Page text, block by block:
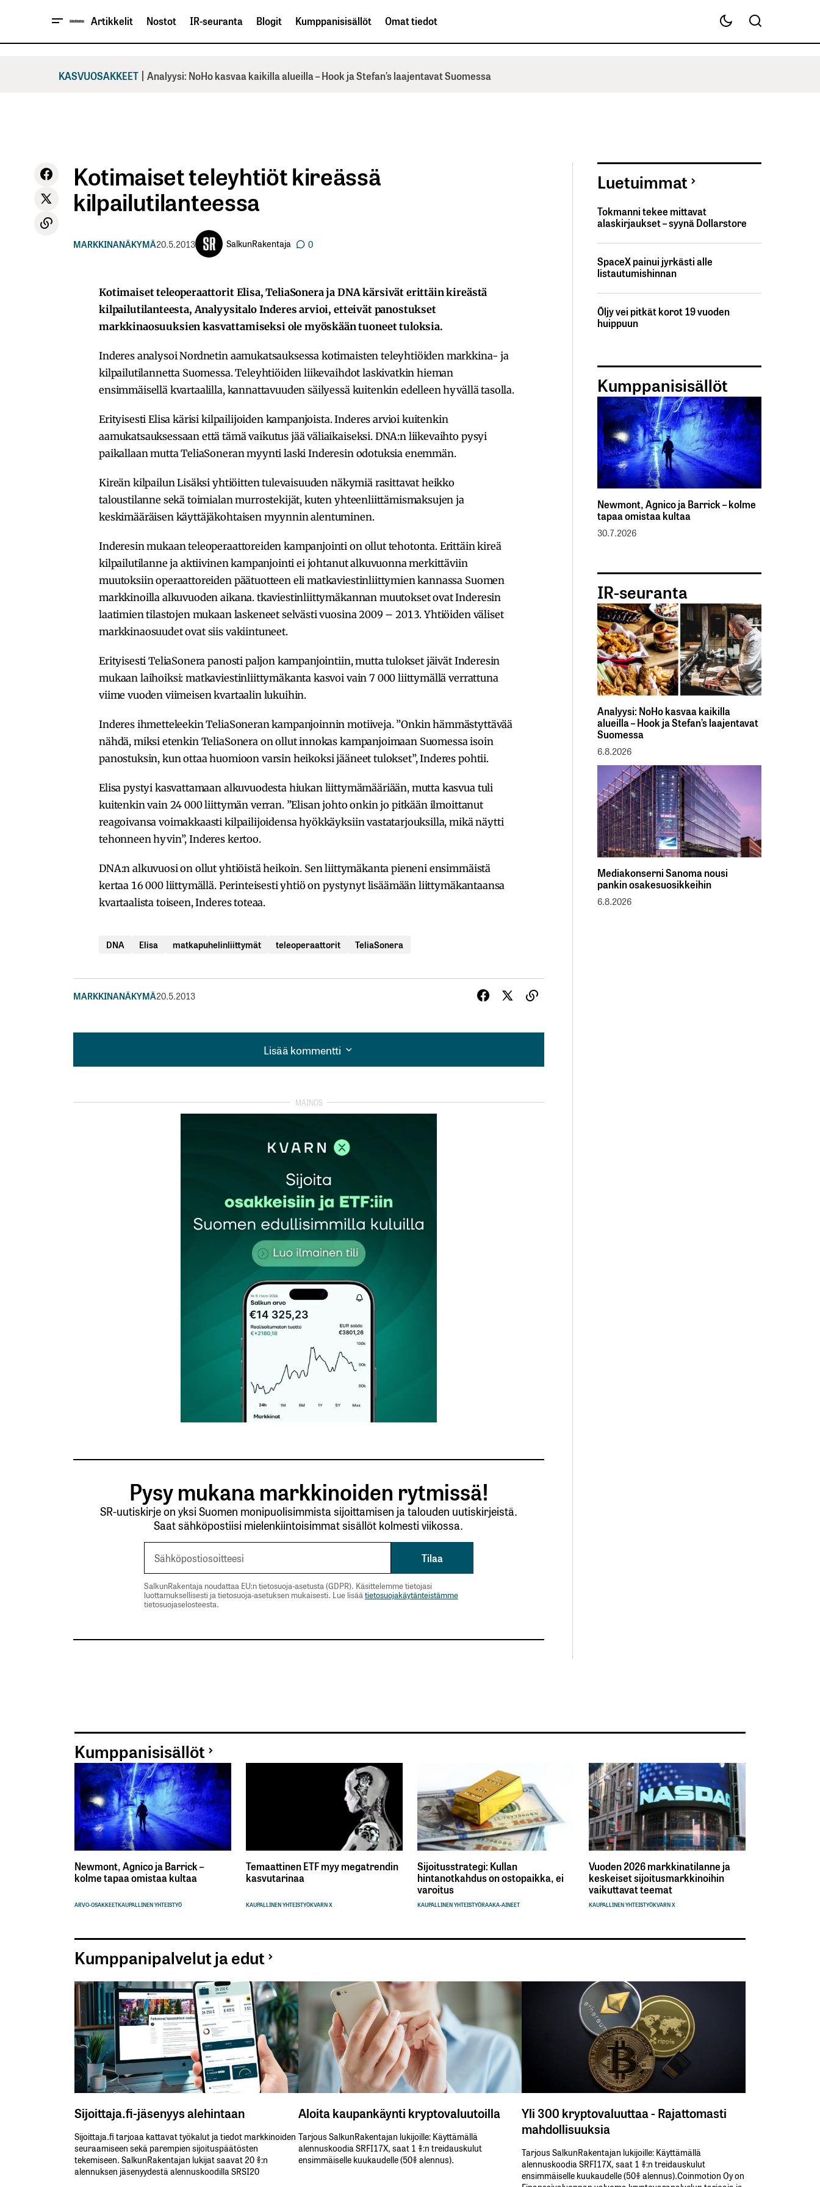
Artikkelit Nostot IR-seuranta Blogit Kumppanisisällöt Omat tiedot
KASVUOSAKKEET | Analyysi: NoHo kasvaa kaikilla alueilla – Hook ja Stefan’s laajentavat Suomessa
Kotimaiset teleyhtiöt kireässä
kilpailutilanteessa
MARKKINANÄKYMÄ20.5.2013 SalkunRakentaja 0
Kotimaiset teleoperaattorit Elisa, TeliaSonera ja DNA kärsivät erittäin kireästä
kilpailutilanteesta, Analyysitalo Inderes arvioi, etteivät panostukset
markkinaosuuksien kasvattamiseksi ole myöskään tuoneet tuloksia.
Inderes analysoi Nordnetin aamukatsauksessa kotimaisten teleyhtiöiden markkina- ja
kilpailutilannetta Suomessa. Teleyhtiöiden liikevaihdot laskivatkin hieman
ensimmäisellä kvartaalilla, kannattavuuden säilyessä kuitenkin edelleen hyvällä tasolla.
Erityisesti Elisa kärisi kilpailijoiden kampanjoista. Inderes arvioi kuitenkin
aamukatsauksessaan että tämä vaikutus jää väliaikaiseksi. DNA:n liikevaihto pysyi
paikallaan mutta TeliaSoneran myynti laski Inderesin odotuksia enemmän.
Kireän kilpailun Lisäksi yhtiöitten tulevaisuuden näkymiä rasittavat heikko
taloustilanne sekä toimialan murrostekijät, kuten yhteenliittämismaksujen ja
keskimääräisen käyttäjäkohtaisen myynnin alentuminen.
Inderesin mukaan teleoperaattoreiden kampanjointi on ollut tehotonta. Erittäin kireä
kilpailutilanne ja aktiivinen kampanjointi ei johtanut alkuvuonna merkittäviin
muutoksiin operaattoreiden päätuotteen eli matkaviestinliittymien kannassa Suomen
markkinoilla alkuvuoden aikana. tkaviestinliittymäkannan muutokset ovat Inderesin
laatimien tilastojen mukaan laskeneet selvästi vuosina 2009 – 2013. Yhtiöiden väliset
markkinaosuudet ovat siis vakiintuneet.
Erityisesti TeliaSonera panosti paljon kampanjointiin, mutta tulokset jäivät Inderesin
mukaan laihoiksi: matkaviestinliittymäkanta kasvoi vain 7 000 liittymällä verrattuna
viime vuoden viimeisen kvartaalin lukuihin.
Inderes ihmetteleekin TeliaSoneran kampanjoinnin motiiveja. ”Onkin hämmästyttävää
nähdä, miksi etenkin TeliaSonera on ollut innokas kampanjoimaan Suomessa isoin
panostuksin, kun ottaa huomioon varsin heikoksi jääneet tulokset”, Inderes pohtii.
Elisa pystyi kasvattamaan alkuvuodesta hiukan liittymämääriään, mutta kasvua tuli
kuitenkin vain 24 000 liittymän verran. ”Elisan johto onkin jo pitkään ilmoittanut
reagoivansa voimakkaasti kilpailijoidensa hyökkäyksiin vastatarjouksilla, mikä näytti
tehonneen hyvin”, Inderes kertoo.
DNA:n alkuvuosi on ollut yhtiöistä heikoin. Sen liittymäkanta pieneni ensimmäistä
kertaa 16 000 liittymällä. Perinteisesti yhtiö on pystynyt lisäämään liittymäkantaansa
kvartaalista toiseen, Inderes toteaa.
DNA Elisa matkapuhelinliittymät teleoperaattorit TeliaSonera
MARKKINANÄKYMÄ20.5.2013
Lisää kommentti
Lisää kommentti
Pakolliset kentät on merkitty
Sähköpostiosoitteesi
Pysy mukana markkinoiden rytmissä!
SR-uutiskirje on yksi Suomen monipuolisimmista sijoittamisen ja talouden uutiskirjeistä.
Saat sähköpostiisi mielenkiintoisimmat sisällöt kolmesti viikossa.
SalkunRakentaja noudattaa EU:n tietosuoja-asetusta (GDPR). Käsittelemme tietojasi
luottamuksellisesti ja tietosuoja-asetuksen mukaisesti. Lue lisää tietosuojakäytänteistämme
tietosuojaselosteesta.
Luetuimmat
Tokmanni tekee mittavat
alaskirjaukset – syynä Dollarstore
SpaceX painui jyrkästi alle
listautumishinnan
Öljy vei pitkät korot 19 vuoden
huippuun
Kumppanisisällöt
Newmont, Agnico ja Barrick – kolme
tapaa omistaa kultaa
30.7.2026
IR-seuranta
Analyysi: NoHo kasvaa kaikilla
alueilla – Hook ja Stefan’s laajentavat
Suomessa
6.8.2026
Mediakonserni Sanoma nousi
pankin osakesuosikkeihin
6.8.2026
Kumppanisisällöt
Newmont, Agnico ja Barrick –
kolme tapaa omistaa kultaa
ARVO-OSAKKEETKAUPALLINEN YHTEISTYÖ
Temaattinen ETF myy megatrendin
kasvutarinaa
KAUPALLINEN YHTEISTYÖKVARN X
Sijoitusstrategi: Kullan
hintanotkahdus on ostopaikka, ei
varoitus
KAUPALLINEN YHTEISTYÖRAAKA-AINEET
Vuoden 2026 markkinatilanne ja
keskeiset sijoitusmarkkinoihin
vaikuttavat teemat
KAUPALLINEN YHTEISTYÖKVARN X
Kumppanipalvelut ja edut
Sijoittaja.fi-jäsenyys alehintaan
Sijoittaja.fi tarjoaa kattavat työkalut ja tiedot markkinoiden
seuraamiseen sekä parempien sijoituspäätösten
tekemiseen. SalkunRakentajan lukijat saavat 20 %:n
alennuksen jäsenyydestä alennuskoodilla SRSI20
Aloita kaupankäynti kryptovaluutoilla
Tarjous SalkunRakentajan lukijoille: Käyttämällä​ ​
alennuskoodia​ ​SRFI17X,​ ​saat​ ​1 %:n treidauskulut​ ​
ensimmäiselle​ ​kuukaudelle​ ​(50%​ ​alennus).
Yli 300 kryptovaluuttaa - Rajattomasti
mahdollisuuksia
Tarjous SalkunRakentajan lukijoille: Käyttämällä​ ​
alennuskoodia​ ​SRFI17X,​ ​saat​ ​1 %:n treidauskulut​ ​
ensimmäiselle​ ​kuukaudelle​ ​(50%​ ​alennus).Coinmotion Oy on